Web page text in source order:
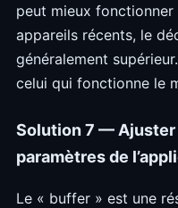
peut mieux
appareils récents, le
généralement
celui qui fonctionne le
Solution 7 — Ajuster
paramètres de
Le « buffer » est une